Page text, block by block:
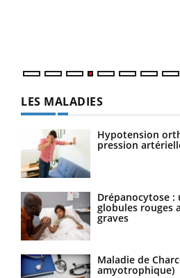
LES MALADIES
Hypotension
pression
Drépanocytose
globules rouges
graves
Maladie de
amyotrophique)